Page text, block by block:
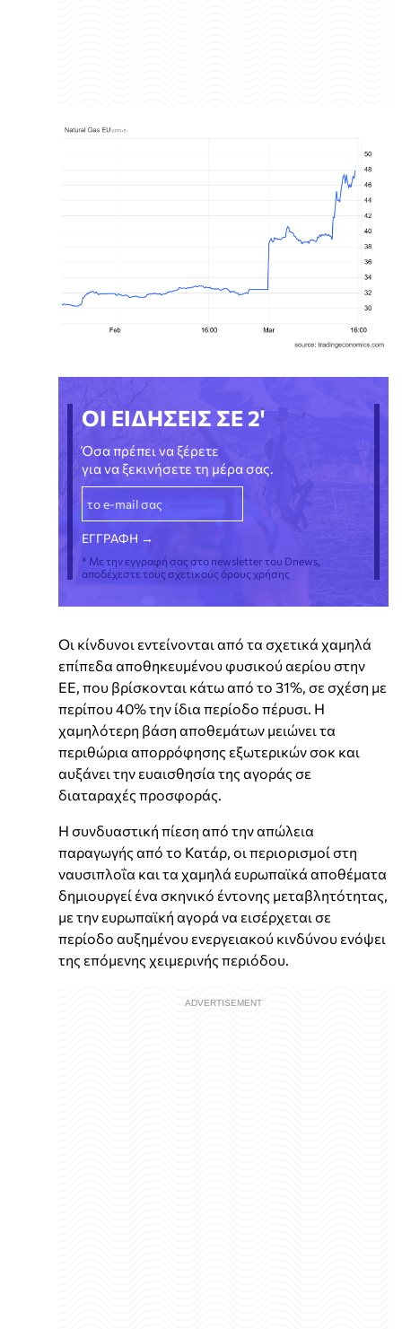
ΟΙ ΕΙΔΗΣΕΙΣ ΣΕ 2'
Όσα πρέπει να ξέρετε
για να ξεκινήσετε τη μέρα σας.
* Με την εγγραφή σας στο newsletter του Dnews,
αποδέχεστε τους σχετικούς όρους χρήσης
Οι κίνδυνοι εντείνονται από τα σχετικά χαμηλά
επίπεδα αποθηκευμένου φυσικού αερίου στην
ΕΕ, που βρίσκονται κάτω από το 31%, σε σχέση με
περίπου 40% την ίδια περίοδο πέρυσι. Η
χαμηλότερη βάση αποθεμάτων μειώνει τα
περιθώρια απορρόφησης εξωτερικών σοκ και
αυξάνει την ευαισθησία της αγοράς σε
διαταραχές προσφοράς.
Η συνδυαστική πίεση από την απώλεια
παραγωγής από το Κατάρ, οι περιορισμοί στη
ναυσιπλοΐα και τα χαμηλά ευρωπαϊκά αποθέματα
δημιουργεί ένα σκηνικό έντονης μεταβλητότητας,
με την ευρωπαϊκή αγορά να εισέρχεται σε
περίοδο αυξημένου ενεργειακού κινδύνου ενόψει
της επόμενης χειμερινής περιόδου.